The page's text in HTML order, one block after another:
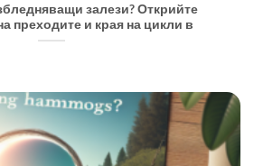
залези? Открийте
преходите и края на цикли в